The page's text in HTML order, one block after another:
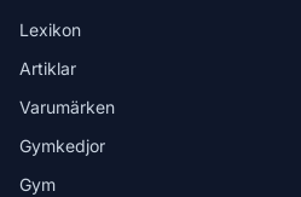
Lexikon
Artiklar
Varumärken
Gymkedjor
Gym